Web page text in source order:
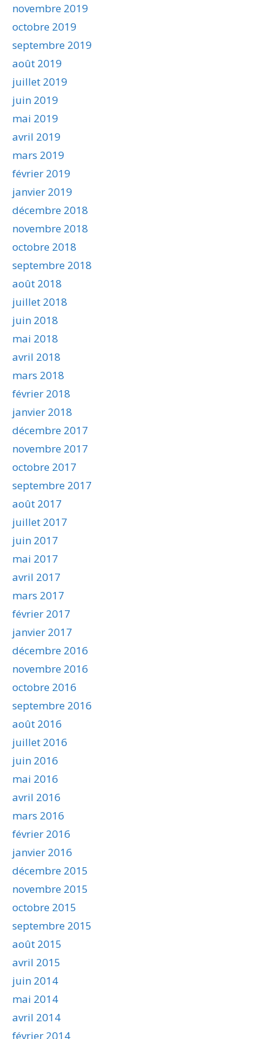
novembre 2019
octobre 2019
septembre 2019
août 2019
juillet 2019
juin 2019
mai 2019
avril 2019
mars 2019
février 2019
janvier 2019
décembre 2018
novembre 2018
octobre 2018
septembre 2018
août 2018
juillet 2018
juin 2018
mai 2018
avril 2018
mars 2018
février 2018
janvier 2018
décembre 2017
novembre 2017
octobre 2017
septembre 2017
août 2017
juillet 2017
juin 2017
mai 2017
avril 2017
mars 2017
février 2017
janvier 2017
décembre 2016
novembre 2016
octobre 2016
septembre 2016
août 2016
juillet 2016
juin 2016
mai 2016
avril 2016
mars 2016
février 2016
janvier 2016
décembre 2015
novembre 2015
octobre 2015
septembre 2015
août 2015
avril 2015
juin 2014
mai 2014
avril 2014
février 2014